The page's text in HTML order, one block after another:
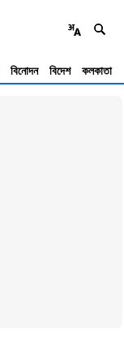
বিনোদন বিদেশ কলকাতা